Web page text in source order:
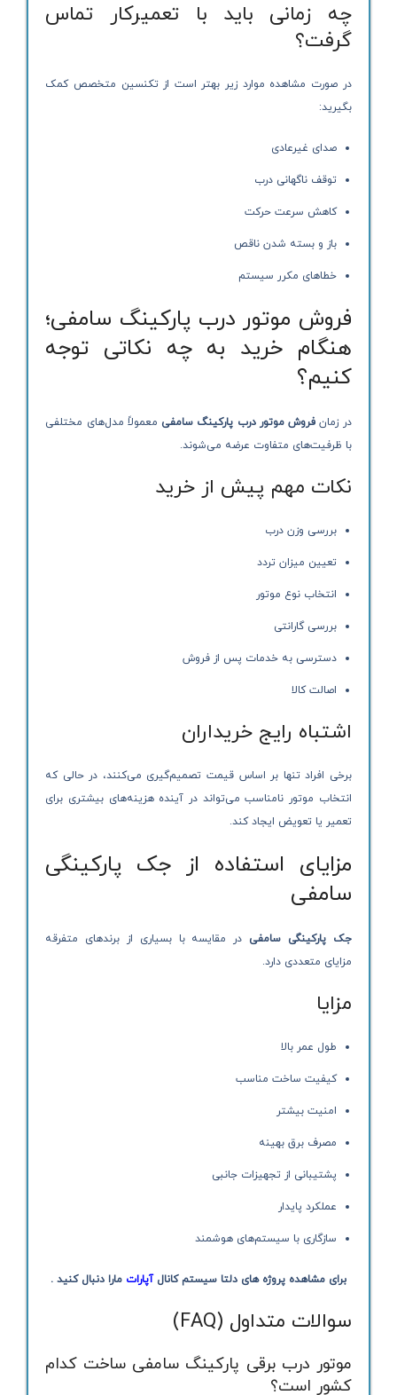
چه زمانی باید با تعمیرکار تماس
گرفت؟
در صورت مشاهده موارد زیر بهتر است از تکنسین متخصص کمک
بگیرید:
صدای غیرعادی
توقف ناگهانی درب
کاهش سرعت حرکت
باز و بسته شدن ناقص
خطاهای مکرر سیستم
فروش موتور درب پارکینگ سامفی؛
هنگام خرید به چه نکاتی توجه
کنیم؟
در زمان فروش موتور درب پارکینگ سامفی معمولاً مدل‌های مختلفی
با ظرفیت‌های متفاوت عرضه می‌شوند.
نکات مهم پیش از خرید
بررسی وزن درب
تعیین میزان تردد
انتخاب نوع موتور
بررسی گارانتی
دسترسی به خدمات پس از فروش
اصالت کالا
اشتباه رایج خریداران
برخی افراد تنها بر اساس قیمت تصمیم‌گیری می‌کنند، در حالی که
انتخاب موتور نامناسب می‌تواند در آینده هزینه‌های بیشتری برای
تعمیر یا تعویض ایجاد کند.
مزایای استفاده از جک پارکینگی
سامفی
جک پارکینگی سامفی در مقایسه با بسیاری از برندهای متفرقه
مزایای متعددی دارد.
مزایا
طول عمر بالا
کیفیت ساخت مناسب
امنیت بیشتر
مصرف برق بهینه
پشتیبانی از تجهیزات جانبی
عملکرد پایدار
سازگاری با سیستم‌های هوشمند
برای مشاهده پروژه های دلتا سیستم کانالآپارات مارا دنبال کنید .
سوالات متداول (FAQ)
موتور درب برقی پارکینگ سامفی ساخت کدام
کشور است؟